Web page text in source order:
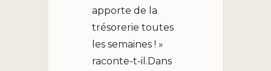
apporte de la
trésorerie toutes
les semaines ! »
raconte-t-il.Dans